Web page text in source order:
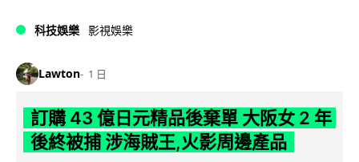
科技娛樂 影視娛樂
Lawton 1 日
訂購 43 億日元精品後棄單 大阪女 2 年
後終被捕 涉海賊王,火影周邊產品